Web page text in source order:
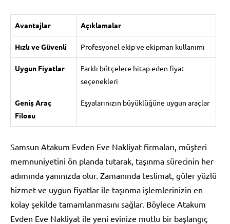
Avantajlar Açıklamalar
Hızlı ve Güvenli Profesyonel ekip ve ekipman kullanımı
Uygun Fiyatlar
Farklı bütçelere hitap eden fiyat
seçenekleri
Geniş Araç
Filosu
Eşyalarınızın büyüklüğüne uygun araçlar
Samsun Atakum Evden Eve Nakliyat firmaları, müşteri
memnuniyetini ön planda tutarak, taşınma sürecinin her
adımında yanınızda olur. Zamanında teslimat, güler yüzlü
hizmet ve uygun fiyatlar ile taşınma işlemlerinizin en
kolay şekilde tamamlanmasını sağlar. Böylece Atakum
Evden Eve Nakliyat ile yeni evinize mutlu bir başlangıç